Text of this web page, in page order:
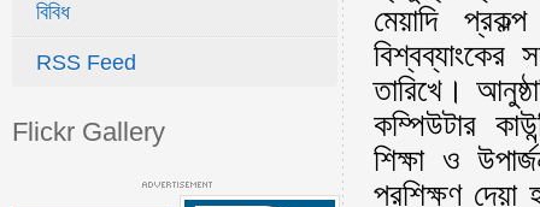
মেয়াদি
তারিখে।
কম্পিউটার
শিক্ষা ও
প্রশিক্ষণ দেয়া
বিবিধ
RSS Feed
Flickr Gallery